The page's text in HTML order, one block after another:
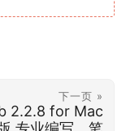
下一页 »
2.2.8 for Mac